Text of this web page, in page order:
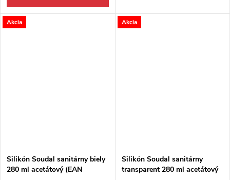
Akcia
Silikón Soudal sanitárny biely
280 ml acetátový (EAN
Akcia
Silikón Soudal sanitárny
transparent 280 ml acetátový